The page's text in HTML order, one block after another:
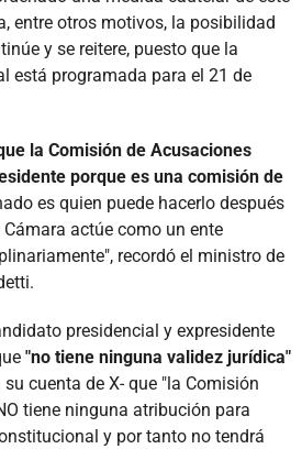
entre otros motivos, la posibilidad
y se reitere, puesto que la
está programada para el 21 de
la Comisión de Acusaciones
porque es una comisión de
es quien puede hacerlo después
actúe como un ente
recordó el ministro de
presidencial y expresidente
"no tiene ninguna validez jurídica"
cuenta de X- que "la Comisión
tiene ninguna atribución para
y por tanto no tendrá